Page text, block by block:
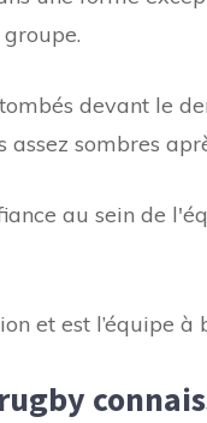
devant le
sombres
au sein de
et est l’équipe à